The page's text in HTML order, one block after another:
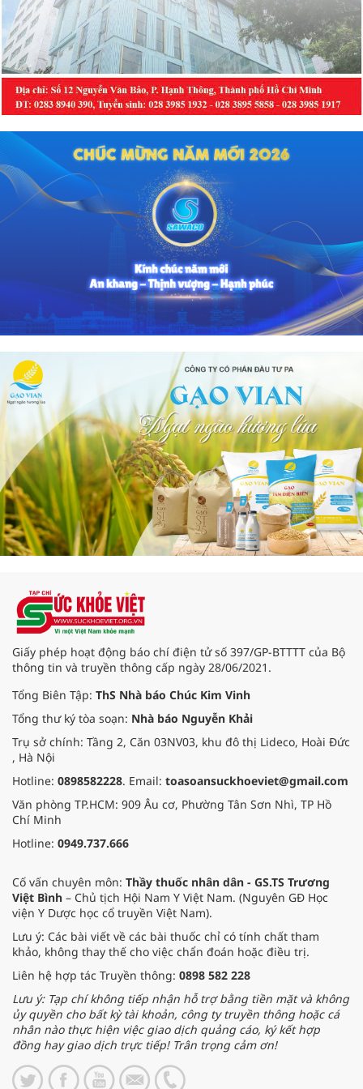
Giấy phép hoạt động báo chí điện tử số 397/GP-BTTTT của Bộ
thông tin và truyền thông cấp ngày 28/06/2021.
Tổng Biên Tập: ThS Nhà báo Chúc Kim Vinh
Tổng thư ký tòa soạn: Nhà báo Nguyễn Khải
Trụ sở chính: Tầng 2, Căn 03NV03, khu đô thị Lideco, Hoài Đức
, Hà Nội
Hotline: 0898582228. Email: toasoansuckhoeviet@gmail.com
Văn phòng TP.HCM: 909 Âu cơ, Phường Tân Sơn Nhì, TP Hồ
Chí Minh
Hotline: 0949.737.666
Cố vấn chuyên môn: Thầy thuốc nhân dân - GS.TS Trương
Việt Bình – Chủ tịch Hội Nam Y Việt Nam. (Nguyên GĐ Học
viện Y Dược học cổ truyền Việt Nam).
Lưu ý: Các bài viết về các bài thuốc chỉ có tính chất tham
khảo, không thay thế cho việc chẩn đoán hoặc điều trị.
Liên hệ hợp tác Truyền thông: 0898 582 228
Lưu ý: Tạp chí không tiếp nhận hỗ trợ bằng tiền mặt và không
ủy quyền cho bất kỳ tài khoản, công ty truyền thông hoặc cá
nhân nào thực hiện việc giao dịch quảng cáo, ký kết hợp
đồng hay giao dịch trực tiếp! Trân trọng cảm ơn!